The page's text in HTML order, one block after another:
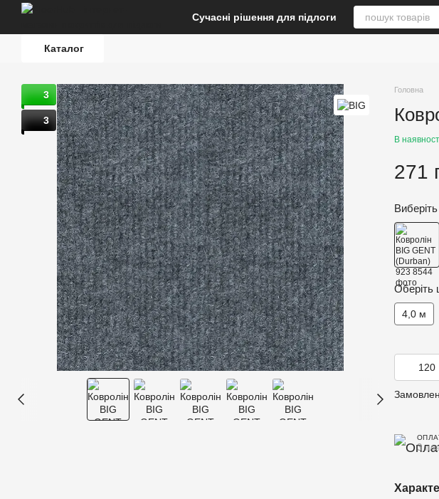
Перейти до основного контенту
Сучасні рішення для підлоги
Каталог
3
3
Головна
В
271
Виберіть
Оберіть
4,0 м
3